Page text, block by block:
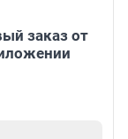
заказ от